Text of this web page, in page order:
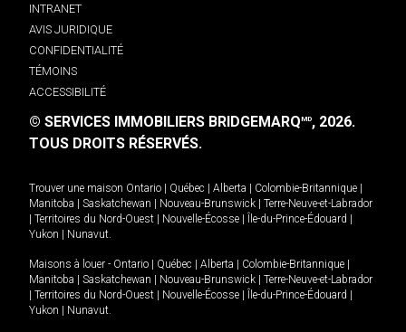
INTRANET
AVIS JURIDIQUE
CONFIDENTIALITÉ
TÉMOINS
ACCESSIBILITÉ
© SERVICES IMMOBILIERS BRIDGEMARQMD, 2026.
TOUS DROITS RÉSERVÉS.
Trouver une maison Ontario | Québec | Alberta | Colombie-Britannique |
Manitoba | Saskatchewan | Nouveau-Brunswick | Terre-Neuve-et-Labrador
| Territoires du Nord-Ouest | Nouvelle-Écosse | Île-du-Prince-Édouard |
Yukon | Nunavut
Maisons à louer - Ontario | Québec | Alberta | Colombie-Britannique |
Manitoba | Saskatchewan | Nouveau-Brunswick | Terre-Neuve-et-Labrador
| Territoires du Nord-Ouest | Nouvelle-Écosse | Île-du-Prince-Édouard |
Yukon | Nunavut